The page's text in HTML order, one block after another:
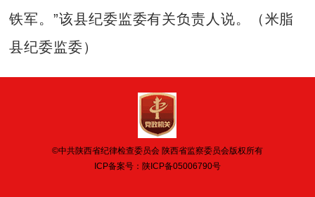
铁军。”该县纪委监委有关负责人说。（米脂
县纪委监委）
©中共陕西省纪律检查委员会 陕西省监察委员会版权所有
ICP备案号： 陕ICP备05006790号